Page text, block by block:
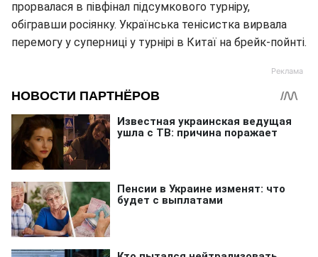
прорвалася в півфінал підсумкового турніру,
обігравши росіянку. Українська тенісистка вирвала
перемогу у суперниці у турнірі в Китаї на брейк-пойнті.